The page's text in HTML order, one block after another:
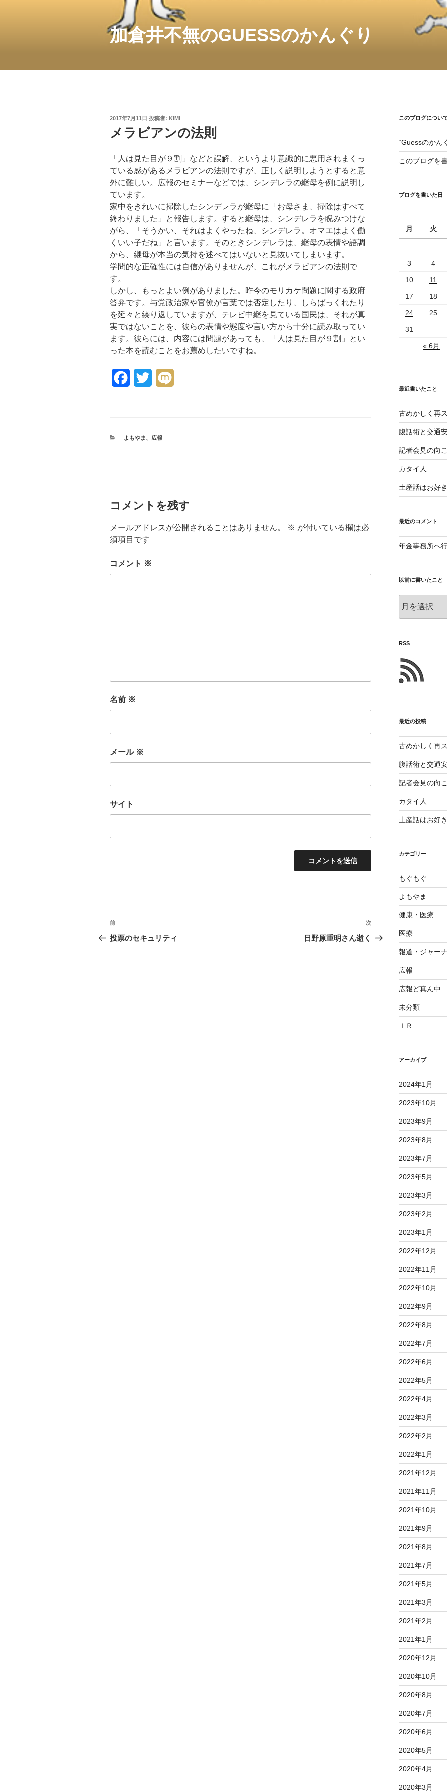
加倉井不無のGUESSのかんぐり
投
日:
2017年7月11日 投稿者: KIMI
メラビアンの法則
「人は見た目が９割」などと誤解、というより意識的に悪用されまくっ
ている感があるメラビアンの法則ですが、正しく説明しようとすると意
外に難しい。広報のセミナーなどでは、シンデレラの継母を例に説明し
ています。
家中をきれいに掃除したシンデレラが継母に「お母さま、掃除はすべて
終わりました」と報告します。すると継母は、シンデレラを睨みつけな
がら、「そうかい、それはよくやったね、シンデレラ。オマエはよく働
くいい子だね」と言います。そのときシンデレラは、継母の表情や語調
から、継母が本当の気持を述べてはいないと見抜いてしまいます。
学問的な正確性には自信がありませんが、これがメラビアンの法則で
す。
しかし、もっとよい例がありました。昨今のモリカケ問題に関する政府
答弁です。与党政治家や官僚が言葉では否定したり、しらばっくれたり
を延々と繰り返していますが、テレビ中継を見ている国民は、それが真
実ではないことを、彼らの表情や態度や言い方から十分に読み取ってい
ます。彼らには、内容には問題があっても、
「人は見た目が９割」とい
った本を読むことをお薦めしたいですね。
k
カ
よもやま 、 広報
コメントを残す
メールアドレスが公開されることはありません。 ※ が付いている欄は必
須項目です
コメント ※
名前 ※
メール ※
サイト
投
稿
前
の
前
投票のセキュリティ
次
の
次
日野原重明さん逝く
このブログについ
“Guessのかん
このブログを
ブログを書いた日
月 火
3 4
10 11
17 18
24 25
31
« 6月
最近書いたこと
古めかしく再
腹話術と交通
記者会見の向
カタイ人
土産話はお好
最近のコメント
年金事務所へ
以前に書いたこと
前
い
こ
と
RSS
最近の投稿
古めかしく再
腹話術と交通
記者会見の向
カタイ人
土産話はお好
カテゴリー
もぐもぐ
よもやま
健康・医療
医療
報道・ジャー
広報
広報ど真ん中
未分類
ＩＲ
アーカイブ
2024年1月
2023年10月
2023年9月
2023年8月
2023年7月
2023年5月
2023年3月
2023年2月
2023年1月
2022年12月
2022年11月
2022年10月
2022年9月
2022年8月
2022年7月
2022年6月
2022年5月
2022年4月
2022年3月
2022年2月
2022年1月
2021年12月
2021年11月
2021年10月
2021年9月
2021年8月
2021年7月
2021年5月
2021年3月
2021年2月
2021年1月
2020年12月
2020年10月
2020年8月
2020年7月
2020年6月
2020年5月
2020年4月
2020年3月